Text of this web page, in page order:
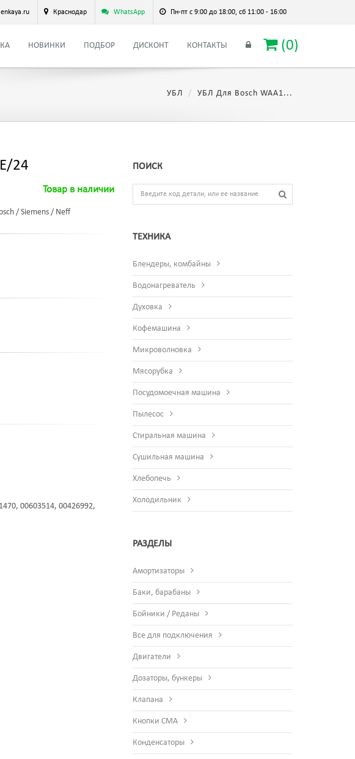
Краснодар WhatsApp Пн-пт с 9:00 до 18:00, сб 11:00 - 16:00
НОВИНКИ ПОДБОР ДИСКОНТ КОНТАКТЫ (0)
УБЛ УБЛ Для Bosch WAA1...
24
Товар в наличии
/ Siemens / Neff
00603514, 00426992,
ПОИСК
ТЕХНИКА
Блендеры, комбайны
Водонагреватель
Духовка
Кофемашина
Микроволновка
Мясорубка
Посудомоечная машина
Пылесос
Стиральная машина
Сушильная машина
Хлебопечь
Холодильник
РАЗДЕЛЫ
Амортизаторы
Баки, барабаны
Бойники / Реданы
Все для подключения
Двигатели
Дозаторы, бункеры
Клапана
Кнопки СМА
Конденсаторы